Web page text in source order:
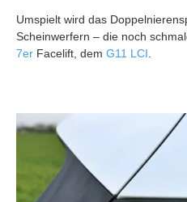
Umspielt wird das
Scheinwerfern – die noch
7er Facelift, dem G11 LCI